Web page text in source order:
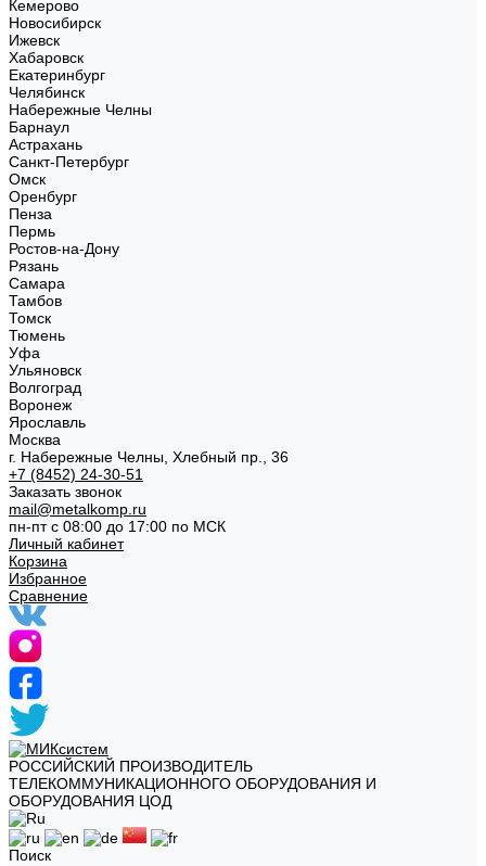
Кемерово
Новосибирск
Ижевск
Хабаровск
Екатеринбург
Челябинск
Набережные Челны
Барнаул
Астрахань
Санкт-Петербург
Омск
Оренбург
Пенза
Пермь
Ростов-на-Дону
Рязань
Самара
Тамбов
Томск
Тюмень
Уфа
Ульяновск
Волгоград
Воронеж
Ярославль
Москва
г. Набережные Челны, Хлебный пр., 36
+7 (8452) 24-30-51
Заказать звонок
mail@metalkomp.ru
пн-пт с 08:00 до 17:00 по МСК
Личный кабинет
Корзина
Избранное
Сравнение
РОССИЙСКИЙ ПРОИЗВОДИТЕЛЬ
ТЕЛЕКОММУНИКАЦИОННОГО ОБОРУДОВАНИЯ И
ОБОРУДОВАНИЯ ЦОД
Поиск